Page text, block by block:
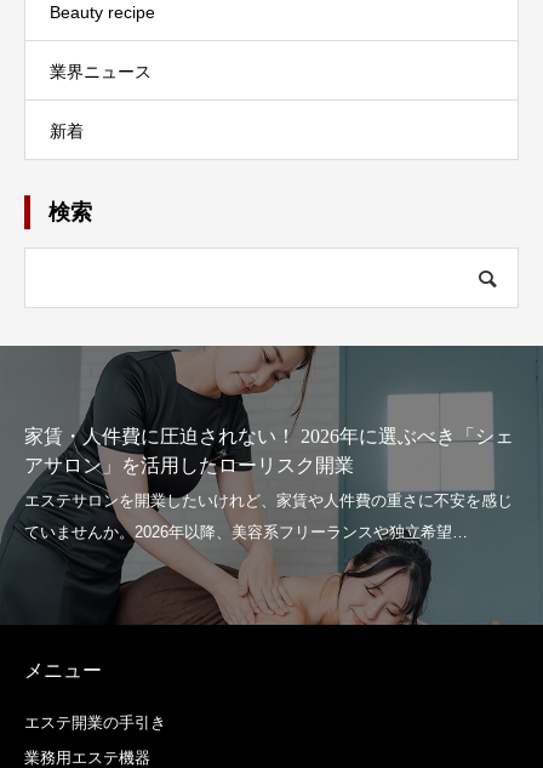
Beauty recipe
業界ニュース
新着
検索
家賃・人件費に圧迫されない！ 2026年に選ぶべき「シェ
アサロン」を活用したローリスク開業
メニュー
エステ開業の手引き
業務用エステ機器